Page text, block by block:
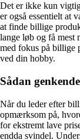
Det er ikke kun
er også essentielt at
at finde billige
lange løb og få mest
med fokus på billige
ved din hobby.
Sådan
Når du leder efter
opmærksom på,
for ekstremt lave
endda svindel.